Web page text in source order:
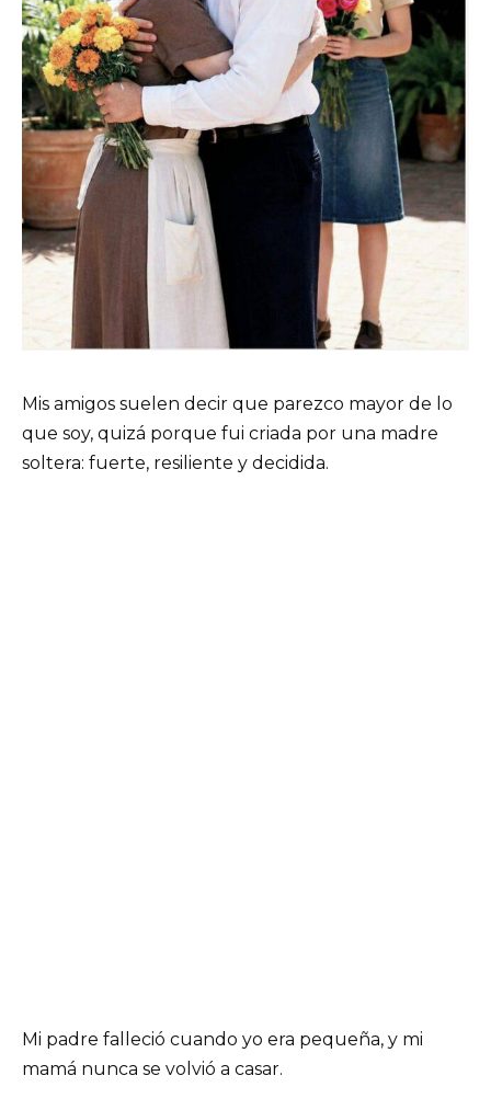
Mis amigos suelen decir que parezco mayor de lo
que soy, quizá porque fui criada por una madre
soltera: fuerte, resiliente y decidida.
Mi padre falleció cuando yo era pequeña, y mi
mamá nunca se volvió a casar.